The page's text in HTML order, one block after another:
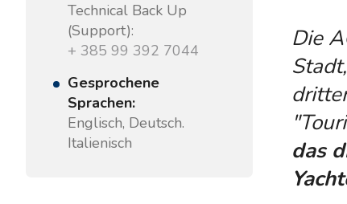
Technical Back Up
(Support):
+ 385 99 392 7044
Gesprochene
Sprachen:
Englisch, Deutsch.
Italienisch
Die
das